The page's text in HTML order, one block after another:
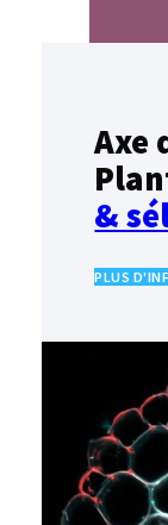
Axe
&
PLUS